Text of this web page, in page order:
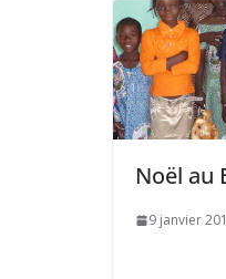
Noël au
9 janvier